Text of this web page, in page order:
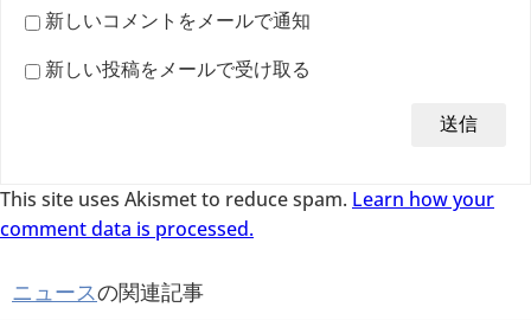
新しいコメントをメールで通知
新しい投稿をメールで受け取る
This site uses Akismet to reduce spam. Learn how your
comment data is processed.
ニュースの関連記事